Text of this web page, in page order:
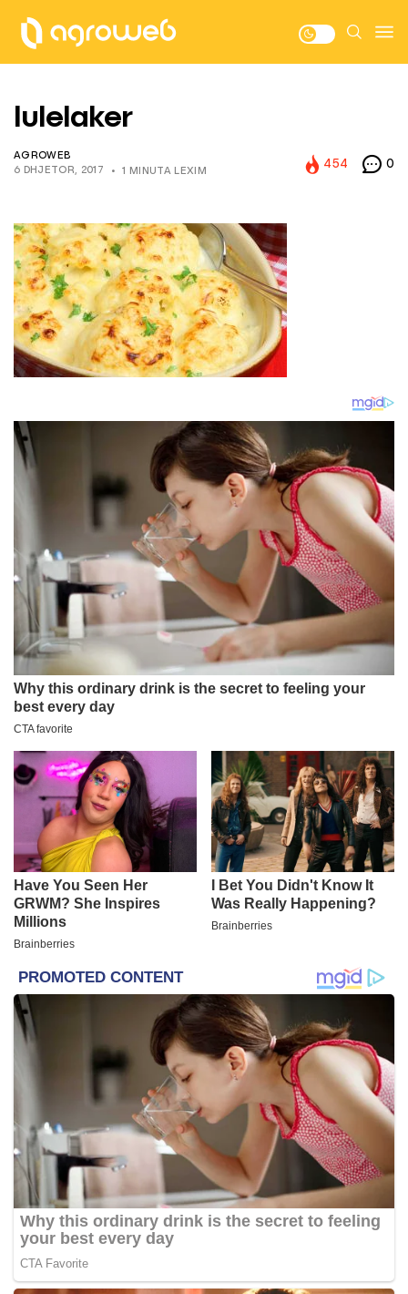
lulelaker
AGROWEB
6 DHJETOR, 2017
1 MINUTA LEXIM
454 0